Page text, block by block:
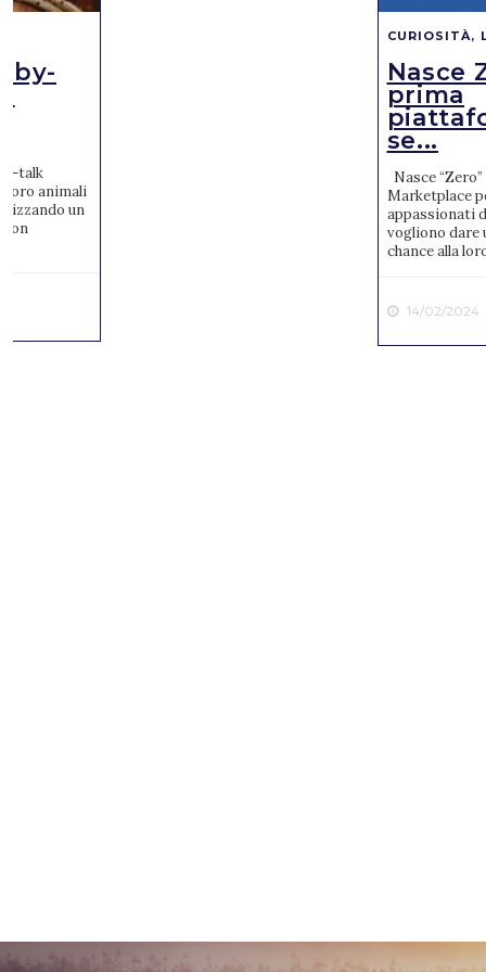
talk
loro animali
un
con
CURIOSITÀ,
Nasce
prima
se...
Nasce
Marketplace
appassionati
vogliono dare
chance alla
14/02/2024